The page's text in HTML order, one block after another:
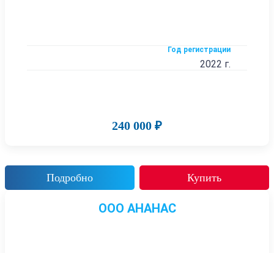
Год регистрации
2022 г.
240 000 ₽
Подробно Купить
ООО АНАНАС